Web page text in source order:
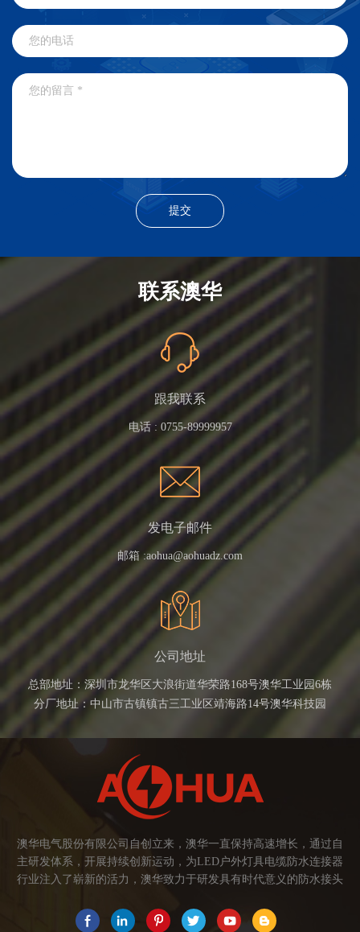
联系澳华
跟我联系
电话 : 0755-89999957
发电子邮件
邮箱 :aohua@aohuadz.com
公司地址
总部地址：深圳市龙华区大浪街道华荣路168号澳华工业园6栋
分厂地址：中山市古镇镇古三工业区靖海路14号澳华科技园
澳华电气股份有限公司自创立来，澳华一直保持高速增长，通过自
主研发体系，开展持续创新运动，为LED户外灯具电缆防水连接器
行业注入了崭新的活力，澳华致力于研发具有时代意义的防水接头
物生长灯、高铁动车、养殖畜牧、水族设备、发热瓷砖、船舶、油